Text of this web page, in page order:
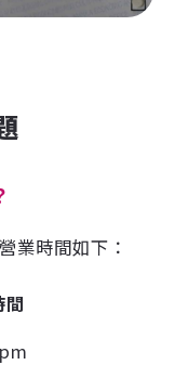
業時間如下：
間